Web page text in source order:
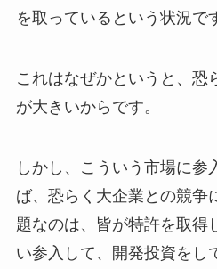
を取っているという状況で
これはなぜかというと、恐
が大きいからです。
しかし、こういう市場に参
ば、恐らく大企業との競争
題なのは、皆が特許を取得
い参入して、開発投資をし